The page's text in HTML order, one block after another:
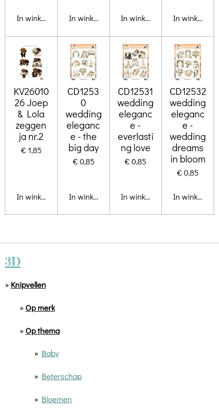
In winkelwagenIn winkelwagenIn winkelwagenIn
KV26010
26 Joep
& Lola
zeggen
ja nr.2
€ 1,85
In winkelwagen
CD1253
0
wedding
eleganc
e - the
big day
€ 0,85
In winkelwagen
CD12531
wedding
eleganc
e -
everlasti
ng love
€ 0,85
In winkelwagen
CD12532
wedding
eleganc
e -
wedding
dreams
in bloom
€ 0,85
In
3D
» Knipvellen
» Op merk
» Op thema
» Baby
» Beterschap
» Bloemen